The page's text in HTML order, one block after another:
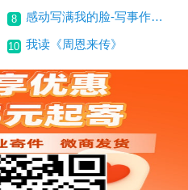
8 感动写满我的脸-写事作文500字
10 我读《周恩来传》